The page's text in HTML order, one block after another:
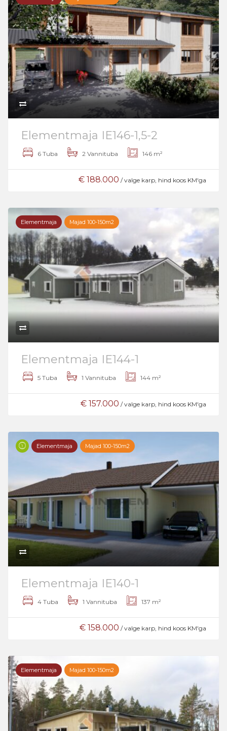
Elementmaja IE146-1,5-2
6 Tuba 2 Vannituba 146 m²
€ 188.000 / valge karp, hind koos KM'ga
Elementmaja Majad 100-150m2
Elementmaja IE144-1
5 Tuba 1 Vannituba 144 m²
€ 157.000 / valge karp, hind koos KM'ga
Elementmaja Majad 100-150m2
Elementmaja IE140-1
4 Tuba 1 Vannituba 137 m²
€ 158.000 / valge karp, hind koos KM'ga
Elementmaja Majad 100-150m2